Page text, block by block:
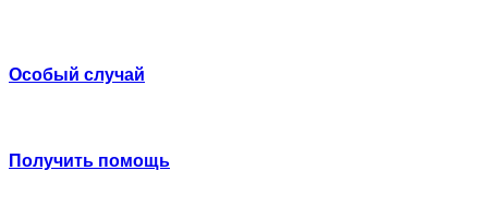
Особый случай
Получить помощь